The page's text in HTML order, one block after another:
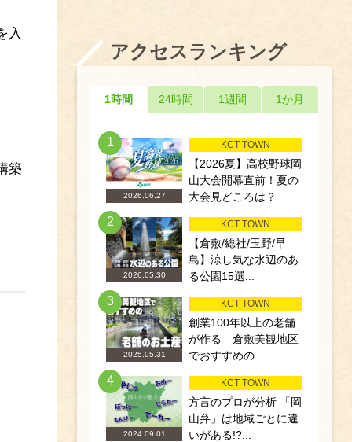
入
築
アクセスランキング
1時間 24時間 1週間 1か月
1
2026.06.27
KCT TOWN
【2026夏】高校野球岡
山大会開幕直前！夏の
大会見どころは？
2
2026.05.30
KCT TOWN
【倉敷/総社/玉野/早
島】涼し気な水辺のあ
る公園15選...
3
2025.05.31
KCT TOWN
創業100年以上の老舗
が作る 倉敷美観地区
でおすすめの...
4
2024.09.01
KCT TOWN
方言のプロが分析 「岡
山弁」は地域ごとに違
いがある!?...